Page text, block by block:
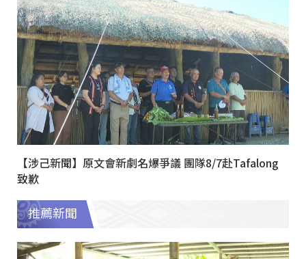
【涉己新聞】原文會新劇名爆爭議 團隊8/7赴Tafalong
致歉
推薦新聞